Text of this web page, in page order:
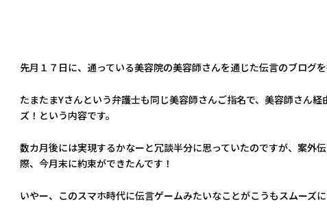
先月１７日に、通っている美容院の美容師さんを通じた伝言のブログを
たまたまYさんという弁護士も同じ美容師さんご指名で、美容師さん
ズ！という内容です。
数カ月後には実現するかなーと冗談半分に思っていたのですが、案外
際、今月末に約束ができたんです！
いやー、このスマホ時代に伝言ゲームみたいなことがこうもスムーズに